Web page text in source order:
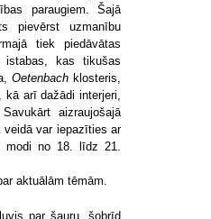
paraugiem. Šajā
pievērst uzmanību
tiek piedāvātas
istabas, kas tikušas
Oetenbach klosteris,
kā arī dažādi interjeri,
aizraujošajā
veidā var iepazīties ar
modi no 18. līdz 21.
aktuālām tēmām.
par šauru, šobrīd